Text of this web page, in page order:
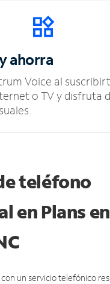
ahorra
Voice al
o TV y disfruta
teléfono
en Plans
un servicio telefónico